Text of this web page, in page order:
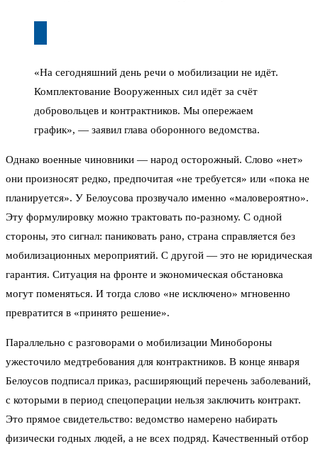
«На сегодняшний день речи о мобилизации не идёт.
Комплектование Вооруженных сил идёт за счёт
добровольцев и контрактников. Мы опережаем
график», — заявил глава оборонного ведомства.
Однако военные чиновники — народ осторожный. Слово «нет»
они произносят редко, предпочитая «не требуется» или «пока не
планируется». У Белоусова прозвучало именно «маловероятно».
Эту формулировку можно трактовать по-разному. С одной
стороны, это сигнал: паниковать рано, страна справляется без
мобилизационных мероприятий. С другой — это не юридическая
гарантия. Ситуация на фронте и экономическая обстановка
могут поменяться. И тогда слово «не исключено» мгновенно
превратится в «принято решение».
Параллельно с разговорами о мобилизации Минобороны
ужесточило медтребования для контрактников. В конце января
Белоусов подписал приказ, расширяющий перечень заболеваний,
с которыми в период спецоперации нельзя заключить контракт.
Это прямое свидетельство: ведомство намерено набирать
физически годных людей, а не всех подряд. Качественный отбор